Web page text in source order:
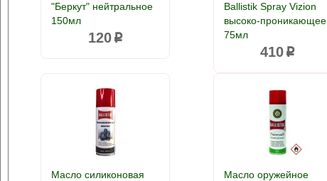
"Беркут" нейтральное
150мл
120p
Ballistik Spray Vizion
высоко-проникающее,
75мл
410 p
Масло силиконовая
Масло оружейное